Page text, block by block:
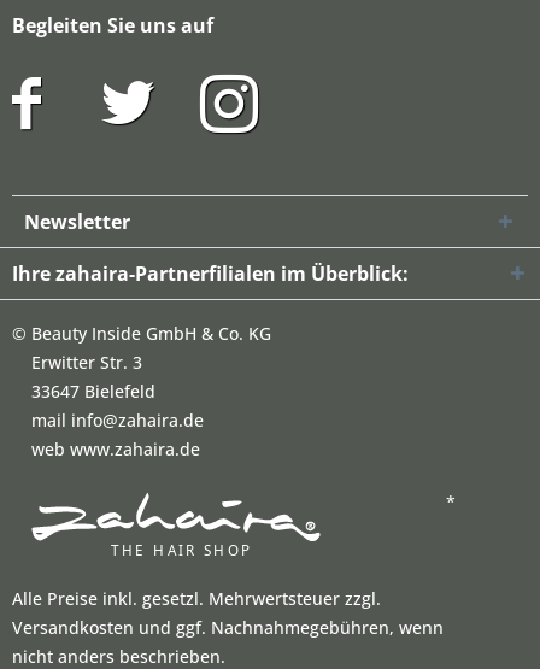
Begleiten Sie uns auf
Newsletter
Ihre zahaira-Partnerfilialen im Überblick:
© Beauty Inside GmbH & Co. KG
Erwitter Str. 3
33647 Bielefeld
mail info@zahaira.de
web www.zahaira.de
*
Alle Preise inkl. gesetzl. Mehrwertsteuer zzgl.
Versandkosten und ggf. Nachnahmegebühren, wenn
nicht anders beschrieben.